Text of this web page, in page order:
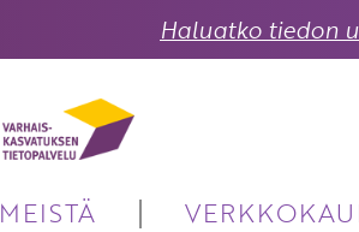
Haluatko tiedon
MEISTÄ